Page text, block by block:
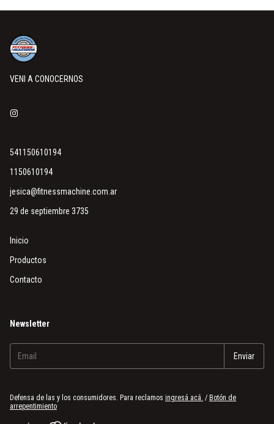
VENI A CONOCERNOS
541150610194
1150610194
jesica@fitnessmachine.com.ar
29 de septiembre 3735
Inicio
Productos
Contacto
Newsletter
Defensa de las y los consumidores. Para reclamos ingresá acá. / Botón de
arrepentimiento